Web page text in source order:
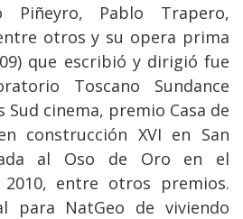
Piñeyro, Pablo Trapero,
otros y su opera prima
que escribió y dirigió fue
Toscano Sundance
Sud cinema, premio Casa de
construcción XVI en San
al Oso de Oro en el
entre otros premios.
para NatGeo de viviendo